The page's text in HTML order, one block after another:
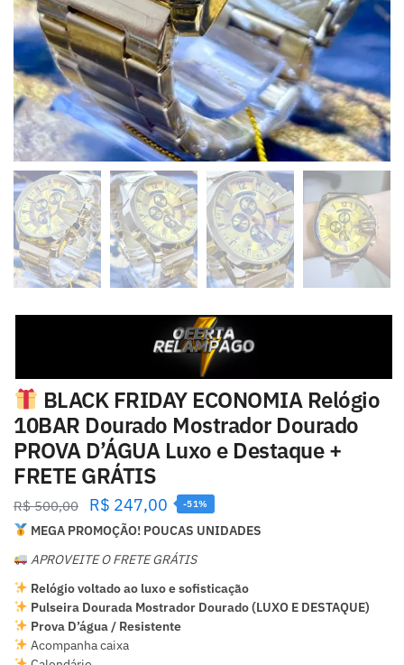
BLACK FRIDAY ECONOMIA Relógio
10BAR Dourado Mostrador Dourado
PROVA D’ÁGUA Luxo e Destaque +
FRETE GRÁTIS
R$500,00 R$ 247,00 -51%
MEGA PROMOÇÃO! POUCAS UNIDADES
APROVEITE O FRETE GRÁTIS
Relógio voltado ao luxo e sofisticação
Pulseira Dourada Mostrador Dourado (LUXO E DESTAQUE)
Prova D’água / Resistente
Acompanha caixa